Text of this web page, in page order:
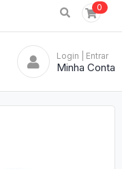
0
Login | Entrar
Minha Conta